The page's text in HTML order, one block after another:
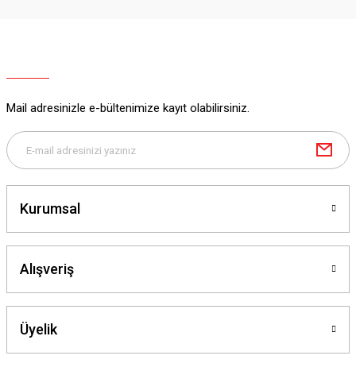
Mail adresinizle e-bültenimize kayıt olabilirsiniz.
Kurumsal
Alışveriş
Üyelik